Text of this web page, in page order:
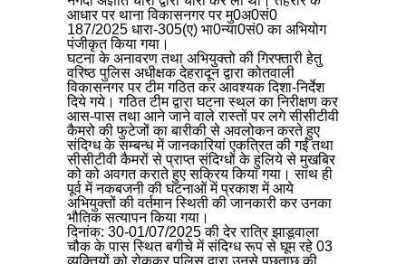
आधार पर थाना विकासनगर पर मु0अ0सं0
187/2025 धारा-305(ए) भा0न्या0सं0 का अभियोग
पंजीकृत किया गया।
घटना के अनावरण तथा अभियुक्तो की गिरफ्तारी हेतु
वरिष्ठ पुलिस अधीक्षक देहरादून द्वारा कोतवाली
विकासनगर पर टीम गठित कर आवश्यक दिशा-निर्देश
दिये गये। गठित टीम द्वारा घटना स्थल का निरीक्षण कर
आस-पास तथा आने जाने वाले रास्तों पर लगे सीसीटीवी
कैमरो की फुटेजों का बारीकी से अवलोकन करते हुए
संदिग्ध के सम्बन्ध में जानकारियां एकत्रित की गई तथा
सीसीटीवी कैमरों से प्राप्त संदिग्धों के हुलिये से मुखबिर
को को अवगत कराते हुए सक्रिय किया गया। साथ ही
पूर्व में नकबजनी की घटनाओं में प्रकाश में आये
अभियुक्तों की वर्तमान स्थिती की जानकारी कर उनका
भौतिक सत्यापन किया गया।
दिनांक: 30-01/07/2025 की देर रात्रि झाडूवाला
चौक के पास स्थित बगीचे में संदिग्ध रूप से घूम रहे 03
व्यक्तियों को रोककर पुलिस द्वारा उनसे पूछताछ की